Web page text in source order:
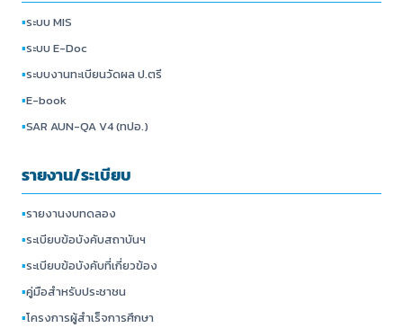
▪ระบบ MIS
▪ระบบ E-Doc
▪ระบบงานทะเบียนวัดผล ป.ตรี
▪E-book
▪SAR AUN-QA V4 (ทปอ.)
รายงาน/ระเบียบ
▪รายงานงบทดลอง
▪ระเบียบข้อบังคับสถาบันฯ
▪ระเบียบข้อบังคับที่เกี่ยวข้อง
▪คู่มือสำหรับประชาชน
▪โครงการผู้สำเร็จการศึกษา